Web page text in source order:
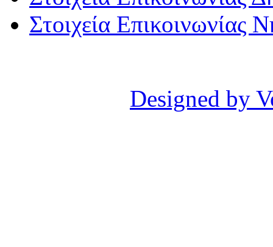
Στοιχεία Επικοινωνίας
Designed by